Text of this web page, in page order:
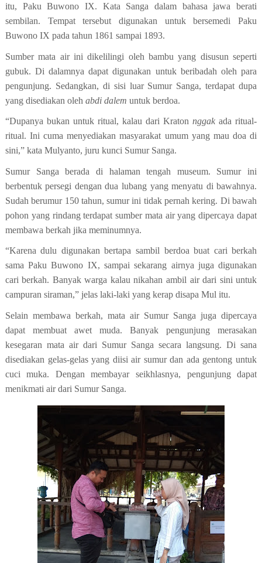
itu, Paku Buwono IX. Kata Sanga dalam bahasa jawa berati
sembilan. Tempat tersebut digunakan untuk bersemedi Paku
Buwono IX pada tahun 1861 sampai 1893.
Sumber mata air ini dikelilingi oleh bambu yang disusun seperti
gubuk. Di dalamnya dapat digunakan untuk beribadah oleh para
pengunjung. Sedangkan, di sisi luar Sumur Sanga, terdapat dupa
yang disediakan oleh abdi dalem untuk berdoa.
“Dupanya bukan untuk ritual, kalau dari Kratonnggak ada ritual-
ritual. Ini cuma menyediakan masyarakat umum yang mau doa di
sini,”kata Mulyanto, juru kunci Sumur Sanga.
Sumur Sanga berada di halamantengah museum. Sumur ini
berbentuk persegi dengan dua lubang yang menyatu di bawahnya.
Sudah berumur 150 tahun, sumur ini tidak pernah kering. Di bawah
pohon yang rindang terdapat sumber mata airyang dipercaya dapat
membawa berkah jika meminumnya.
“Karena dulu digunakan bertapa sambil berdoa buat cari berkah
sama Paku Buwono IX, sampai sekarang airnya juga digunakan
cari berkah. Banyak warga kalau nikahan ambil air dari sini untuk
campuran siraman,”jelas laki-laki yang kerap disapa Mul itu.
Selain membawa berkah, mata air Sumur Sangajugadipercaya
dapat membuat awet muda. Banyakpengunjung merasakan
kesegaran mata air dari Sumur Sanga secara langsung.Di sana
disediakan gelas-gelas yang diisi air sumur dan ada gentong untuk
cuci muka. Dengan membayar seikhlasnya, pengunjung dapat
menikmati air dari Sumur Sanga.